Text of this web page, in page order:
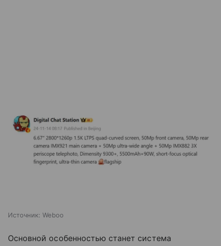
Источник: Weboo
Основной особенностью станет система